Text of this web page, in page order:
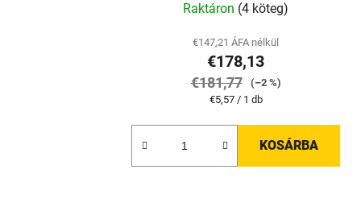
Raktáron (4 köteg)
€147,21 ÁFA nélkül
€178,13
€181,77
(–2 %)
Egységár:
€5,57 / 1 db
KOSÁRBA